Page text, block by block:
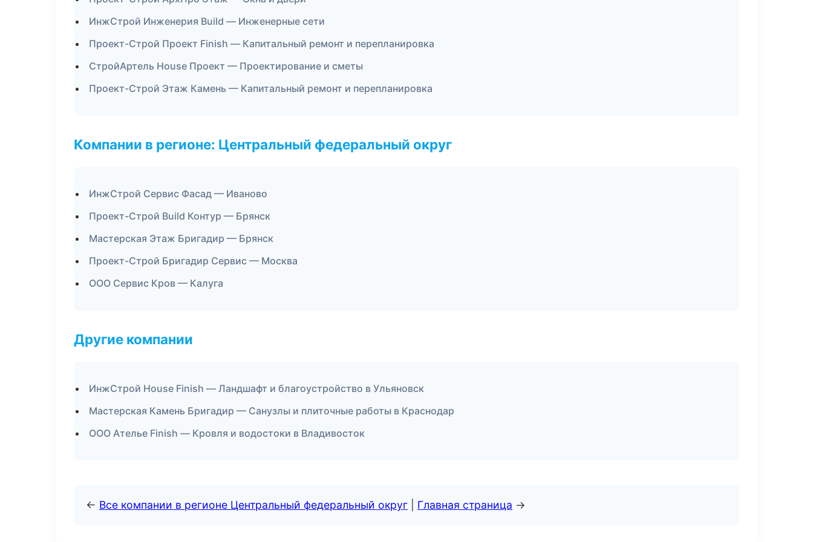
ИнжСтрой Инженерия Build — Инженерные сети
Проект-Строй Проект Finish — Капитальный ремонт и перепланировка
СтройАртель House Проект — Проектирование и сметы
Проект-Строй Этаж Камень — Капитальный ремонт и перепланировка
Компании в регионе: Центральный федеральный округ
ИнжСтрой Сервис Фасад — Иваново
Проект-Строй Build Контур — Брянск
Мастерская Этаж Бригадир — Брянск
Проект-Строй Бригадир Сервис — Москва
ООО Сервис Кров — Калуга
Другие компании
ИнжСтрой House Finish — Ландшафт и благоустройство в Ульяновск
Мастерская Камень Бригадир — Санузлы и плиточные работы в Краснодар
ООО Ателье Finish — Кровля и водостоки в Владивосток
← Все компании в регионе Центральный федеральный округ Главная страница →